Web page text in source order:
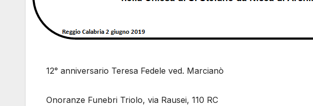
12° anniversario Teresa Fedele ved. Marcianò
Onoranze Funebri Triolo, via Rausei, 110 RC